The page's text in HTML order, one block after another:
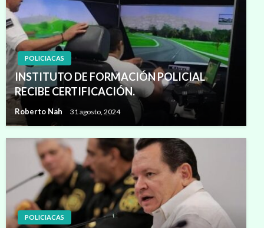
POLICIACAS
INSTITUTO DE FORMACIÓN POLICIAL
RECIBE CERTIFICACIÓN.
Roberto Nah 31 agosto, 2024
POLICIACAS